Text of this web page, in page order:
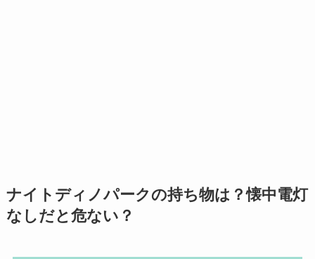
ナイトディノパークの持ち物は？懐中電灯
なしだと危ない？